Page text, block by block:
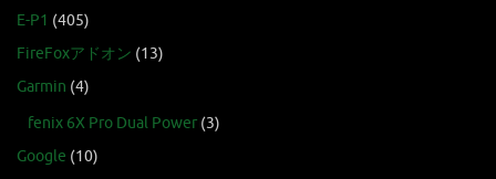
E-P1 (405)
FireFoxアドオン (13)
Garmin (4)
fenix 6X Pro Dual Power (3)
Google (10)